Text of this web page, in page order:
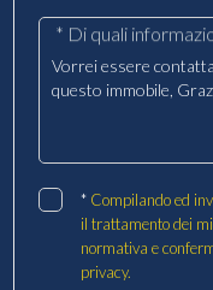
* Di quali
* Compilando ed
il trattamento dei
normativa e
privacy.